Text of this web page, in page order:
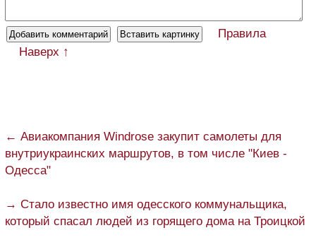
Правила
Наверх ↑
← Авиакомпания Windrose закупит самолеты для
внутриукраинских маршрутов, в том числе "Киев -
Одесса"
→ Стало известно имя одесского коммунальщика,
который спасал людей из горящего дома на Троицкой